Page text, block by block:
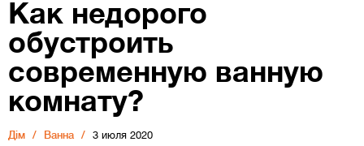
Как недорого
обустроить
современную ванную
комнату?
Дiм Ванна 3 июля 2020